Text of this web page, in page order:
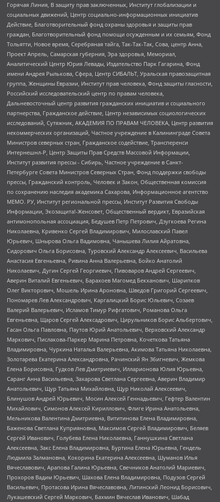
Горячая Линия, В защиту прав заключенных, Институт глобализации и
социальных движений, Центр социально-информационных инициатив
Действие, Благотворительный фонд охраны здоровья и защиты прав
граждан, Благотворительный фонд помощи осужденным и их семьям, Фонд
Тольятти, Новое время, Серебряная тайга, Так-Так-Так, Сова, центр Анна,
Проект Апрель, Самарская губерния, Эра здоровья, Мемориал,
Аналитический Центр Юрия Левады, Издательство Парк Гагарина, Фонд
имени Андрея Рылькова, Сфера, Центр СИБАЛЬТ, Уральская правозащитная
группа, Женщины Евразии, Институт прав человека, Фонд защиты гласности,
Российский исследовательский центр по правам человека,
Дальневосточный центр развития гражданских инициатив и социального
партнерства, Гражданское действие, Центр независимых социологических
исследований, Сутяжник, АКАДЕМИЯ ПО ПРАВАМ ЧЕЛОВЕКА, Центр развития
некоммерческих организаций, Частное учреждение в Калининграде Совета
Министров северных стран, Гражданское содействие, Трансперенси
Интернешнл-Р, Центр Защиты Прав Средств Массовой Информации,
Институт развития прессы - Сибирь, Частное учреждение в Санкт-
Петербурге Совета Министров Северных Стран, Фонд поддержки свободы
прессы, Гражданский контроль, Человек и Закон, Общественная комиссия
по сохранению наследия академика Сахарова, Информационное агентство
МЕМО. РУ, Институт региональной прессы, Институт Развития Свободы
Информации, Экозащита!-Женсовет, Общественный вердикт, Евразийская
антимонопольная ассоциация, Бедушев Петр Петрович, Дзугкоева Регина
Николаевна, Кривенко Сергей Владимирович, Милославский Павел
Юрьевич, Шнырова Ольга Вадимовна, Чанышева Лилия Айратовна,
Сидорович Ольга Борисовна, Туровский Александр Алексеевич, Васильева
Анастасия Евгеньевна, Ривина Анна Валерьевна, Бойко Анатолий
Николаевич, Дугин Сергей Георгиевич, Пивоваров Андрей Сергеевич,
Аверин Виталий Евгеньевич, Барахоев Магомед Бекханович, Шарипков
Олег Викторович, Мошель Ирина Ароновна, Шведов Григорий Сергеевич,
Пономарев Лев Александрович, Каргалицкий Борис Юльевич, Созаев
Валерий Валерьевич, Исламов Тимур Рифгатович, Романова Ольга
Евгеньевна, Щаров Сергей Алексадрович, Цирульников Борис Альбертович,
Гасан Ольга Павловна, Паутов Юрий Анатольевич, Верховский Александр
Маркович, Пислакова-Паркер Марина Петровна, Кочеткова Татьяна
Владимировна, Чуркина Наталья Валерьевна, Акимова Татьяна Николаевна,
Золотарева Екатерина Александровна, Рачинский Ян Збигневич, Жемкова
Елена Борисовна, Гудков Лев Дмитриевич, Илларионова Юлия Юрьевна,
Саранг Анна Васильевна, Захарова Светлана Сергеевна, Аверин Владимир
Анатольевич, Щур Татьяна Михайловна, Щур Николай Алексеевич,
Блинушов Андрей Юрьевич, Мосин Алексей Геннадьевич, Гефтер Валентин
Михайлович, Симонов Алексей Кириллович, Флиге Ирина Анатольевна,
Мельникова Валентина Дмитриевна, Вититинова Елена Владимировна,
Баженова Светлана Куприяновна, Максимов Сергей Владимирович, Беляев
Сергей Иванович, Голубева Елена Николаевна, Ганнушкина Светлана
Алексеевна, Закс Елена Владимировна, Буртина Елена Юрьевна, Гендель
Людмила Залмановна, Кокорина Екатерина Алексеевна, Шуманов Илья
Вячеславович, Арапова Галина Юрьевна, Свечников Анатолий Мариевич,
Прохоров Вадим Юрьевич, Шахова Елена Владимировна, Подузов Сергей
Васильевич, Протасова Ирина Вячеславовна, Литинский Леонид Борисович,
Лукашевский Сергей Маркович, Бахмин Вячеслав Иванович, Шабад